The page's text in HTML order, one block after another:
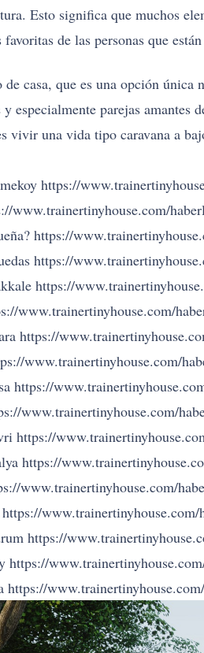
Esto significa que muchos
favoritas de las personas que
casa, que es una opción
especialmente parejas
vivir una vida tipo caravana a
https://
www.trainertinyhouse.com/
https://
https://
https://
www.trainertinyhouse.com/
https://
www.trainertinyhouse.com/
https://
www.trainertinyhouse.com/
https://
https://
www.trainertinyhouse.com/
https://
https://
https://
https://